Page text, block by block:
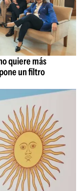
quiere más
un filtro